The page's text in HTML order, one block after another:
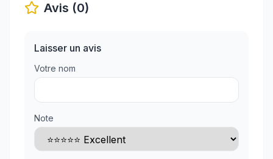
Avis (0)
Laisser un avis
Votre nom
Note